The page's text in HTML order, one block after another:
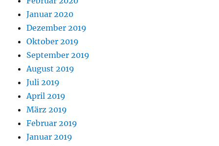
Januar 2020
Dezember 2019
Oktober 2019
September 2019
August 2019
Juli 2019
April 2019
März 2019
Februar 2019
Januar 2019